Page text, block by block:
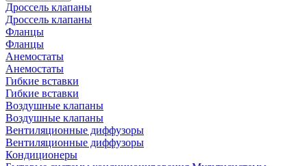
Дроссель клапаны
Дроссель клапаны
Фланцы
Фланцы
Анемостаты
Анемостаты
Гибкие вставки
Гибкие вставки
Воздушные клапаны
Воздушные клапаны
Вентиляционные диффузоры
Вентиляционные диффузоры
Кондиционеры